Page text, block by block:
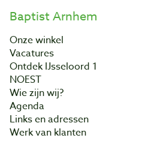
Baptist Arnhem
Onze winkel
Vacatures
Ontdek IJsseloord 1
NOEST
Wie zijn wij?
Agenda
Links en adressen
Werk van klanten